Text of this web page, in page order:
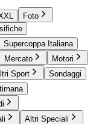
Foto
Supercoppa Italiana
Mercato
Motori
Sport
Sondaggi
Altri Speciali